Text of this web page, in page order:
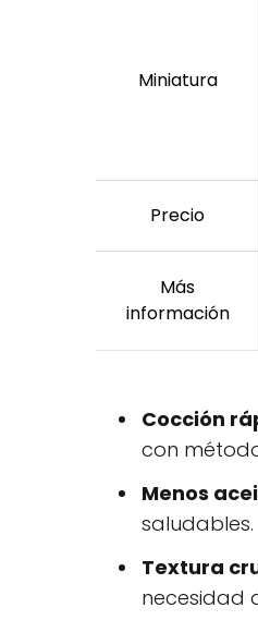
Miniatura
Precio
Más
información
Cocción
con
Menos
saludables.
Textura
necesidad